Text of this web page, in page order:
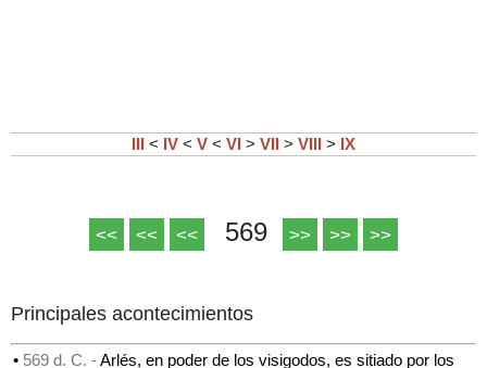
III < IV < V < VI > VII > VIII > IX
<< << << 569 >> >> >>
Principales acontecimientos
• 569 d. C. -Arlés, en poder de los visigodos, es sitiado por los